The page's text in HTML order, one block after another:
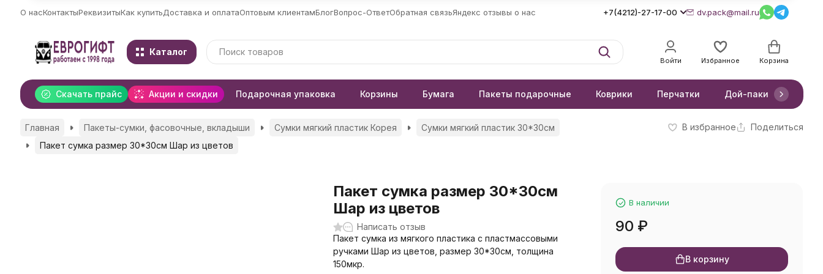
О насКонтактыРеквизитыКак купитьДоставка и оплатаОптовым клиентамБлогВопрос-ОтветОбратная связьЯндекс отзывы о нас +7(4212)-27-17-00 dv.pack@mail.ru
Каталог
Войти Избранное Корзина
Скачать прайс Акции и скидки Подарочная упаковка Корзины Бумага Пакеты подарочные Коврики Перчатки Дой-паки
Главная Пакеты-сумки, фасовочные, вкладыши Сумки мягкий пластик Корея
Сумки мягкий пластик 30*30см
Пакет сумка размер 30*30см Шар из цветов
В избранное Поделиться
Пакет сумка размер 30*30см
Шар из цветов
Написать отзыв
Пакет сумка из мягкого пластика с пластмассовыми
ручками Шар из цветов, размер 30*30см, толщина
150мкр.
В наличии
90 ₽
В корзину